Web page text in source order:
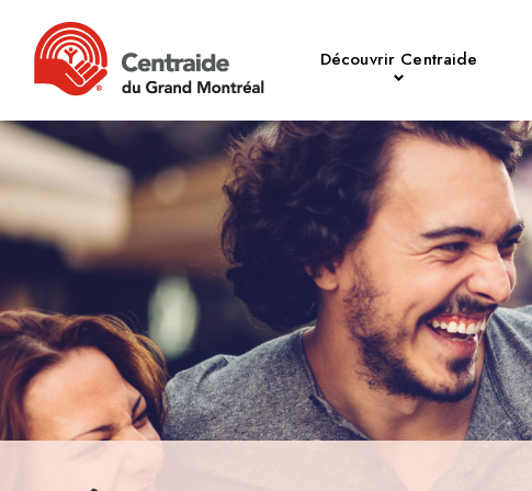
Découvrir Centraide